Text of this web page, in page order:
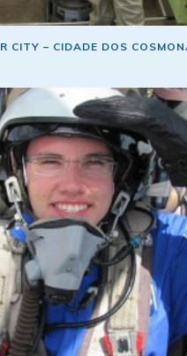
CITY – CIDADE DOS